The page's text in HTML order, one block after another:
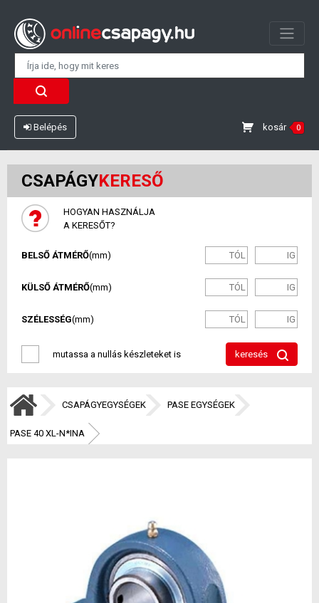
Belépés kosár 0
CSAPÁGYKERESŐ
HOGYAN HASZNÁLJA
A KERESŐT?
BELSŐ ÁTMÉRŐ(mm)
KÜLSŐ ÁTMÉRŐ(mm)
SZÉLESSÉG(mm)
mutassa a nullás készleteket is keresés
CSAPÁGYEGYSÉGEK PASE EGYSÉGEK
PASE 40 XL-N*INA